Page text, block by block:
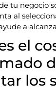
tu negocio
al
a
el
los